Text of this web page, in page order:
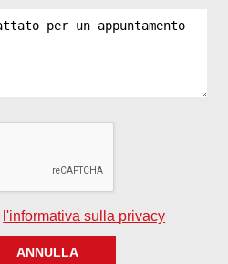
l'informativa sulla privacy